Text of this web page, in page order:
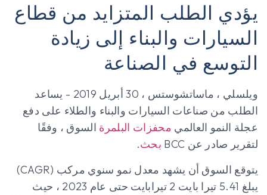
يؤدي الطلب المتزايد من قطاع
السيارات والبناء إلى زيادة
التوسع في الصناعة
ويلسلي ، ماساتشوستس ، 30 أبريل 2019 - يساعد
الطلب من صناعات السيارات والبناء والطلاء على دفع
عجلة النمو العالمي محفزات البلمرة السوق ، وفقًا
لتقرير صادر عن BCC
بحث.
يتوقع السوق أن يشهد معدل نمو سنوي مركب (CAGR)
يبلغ 5.41 تيرا بايت 2 تيرابايت حتى عام 2023 ، حيث